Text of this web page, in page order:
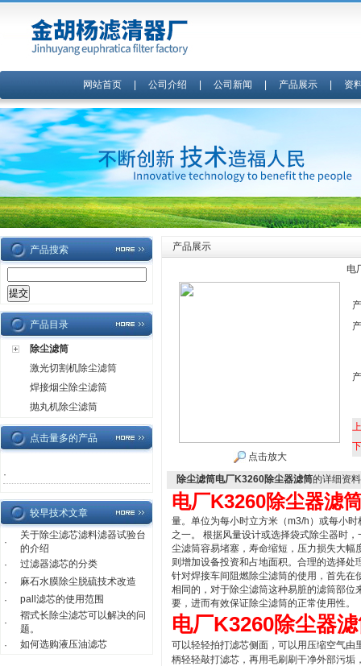
网站首页| 公司介绍 公司新闻 产品展示| 资
产品搜索
产品目录
除尘滤筒
激光切割机除尘滤筒
焊接烟尘除尘滤筒
抛丸机除尘滤筒
点击量多的产品
·
较早技术文章
·
关于除尘滤芯滤料滤器试验台
的介绍
·
过滤器滤芯的分类
·
麻石水膜除尘脱硫技术改造
·
pall滤芯的使用范围
·
褶式长除尘滤芯可以解决的问
题。
·
如何选购液压油滤芯
产品展示
电
点击放大
除尘滤筒电厂K3260除尘器滤筒的详细资
电厂K3260除尘器滤
量。单位为每小时立方米（m3/h）或每小
之一。 根据风量设计或选择袋式除尘器时
尘滤筒容易堵塞，寿命缩短，压力损失大
则增加设备投资和占地面积。合理的选择
针对焊接车间阻燃除尘滤筒的使用，首先
相同的，对于除尘滤筒这种易脏的滤筒部
要，进而有效保证除尘滤筒的正常使用性。
电厂K3260除尘器
可以轻轻拍打滤芯侧面，可以用压缩空气
柄轻轻敲打滤芯，再用毛刷刷干净外部污垢